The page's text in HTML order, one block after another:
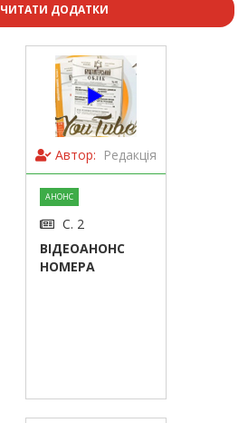
ЧИТАТИ ДОДАТКИ
Автор: Редакція
АНОНС
С. 2
ВІДЕОАНОНС
НОМЕРА